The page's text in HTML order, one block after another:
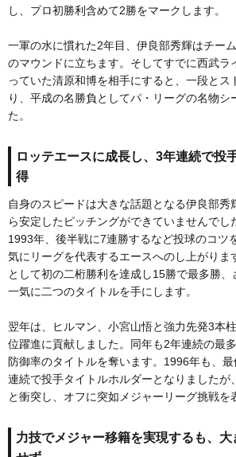
し、プロ初勝利含めて2勝をマークします。
一軍の水に慣れた2年目、伊良部秀輝はチー
のマウンドに立ちます。そしてすでに西武ラ
っていた清原和博を相手にすると、一段とス
り、平成の名勝負としてパ・リーグの名物シ
た。
ロッテエースに成長し、3年連続で投
得
自身のスピードは大きな話題となる伊良部秀
ら安定したピッチングができていませんでし
1993年、後半戦に7連勝するなど投球のコツ
気にリーグを代表するエースへのし上がりま
として初の二桁勝利を達成し15勝で最多勝、
一気に二つのタイトルを手にします。
翌年は、ヒルマン、小宮山悟と強力先発3本
位躍進に貢献しました。同年も2年連続の最
防御率のタイトルを奪います。1996年も、
連続で投手タイトルホルダーとなりましたが
と衝突し、オフに突如メジャーリーグ挑戦を
力技でメジャー移籍を実現するも、